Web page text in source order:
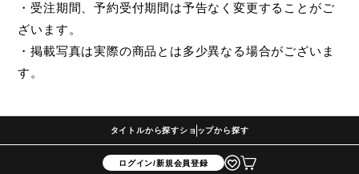
・受注期間、予約受付期間は予告なく変更することがご
ざいます。
・掲載写真は実際の商品とは多少異なる場合がございま
す。
タイトルから探すショップから探す
ログイン/新規会員登録